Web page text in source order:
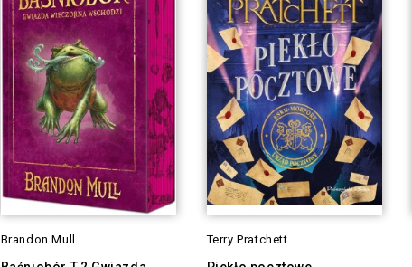
Brandon Mull Terry Pratchett